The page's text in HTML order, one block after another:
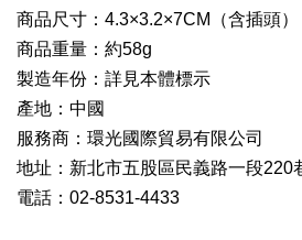
商品尺寸：4.3×3.2×7CM（含插頭）
商品重量：約58g
製造年份：詳見本體標示
產地：中國
服務商：環光國際貿易有限公司
地址：新北市五股區民義路一段220
電話：02-8531-4433